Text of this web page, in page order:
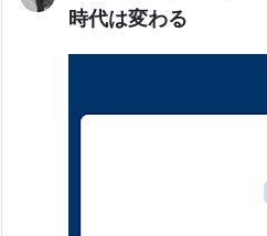
時代は変わる